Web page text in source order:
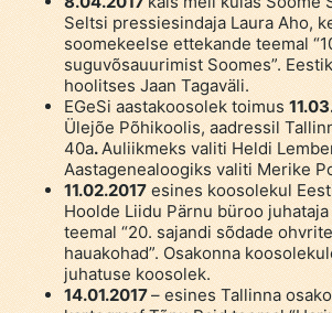
Seltsi pressiesindaja Laura Aho,
soomekeelse ettekande teemal
suguvõsauurimist Soomes”.
hoolitses Jaan Tagaväli.
EGeSi aastakoosolek toimus
Ülejõe Põhikoolis, aadressil
40a.Auliikmeks valiti Heldi
Aastagenealoogiks valiti Merike
11.02.2017esines koosolekul
Hoolde Liidu Pärnu büroo
teemal “20. sajandi sõdade
hauakohad”. Osakonna
juhatuse koosolek.
14.01.2017– esines Tallinna